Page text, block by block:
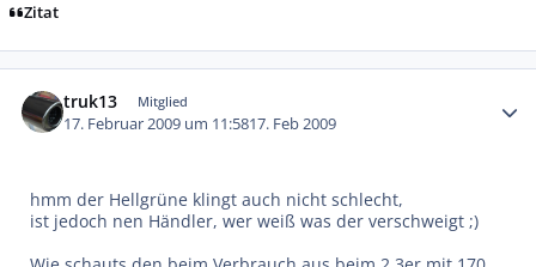
Zitat
truk13 Mitglied
17. Februar 2009 um 11:5817. Feb 2009
hmm der Hellgrüne klingt auch nicht schlecht,
ist jedoch nen Händler, wer weiß was der verschweigt ;)